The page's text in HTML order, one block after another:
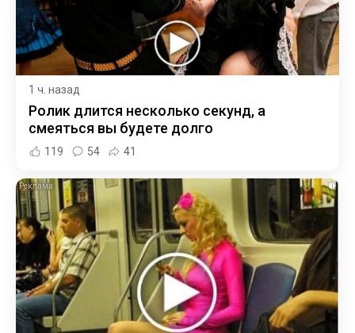
1 ч. назад
Ролик длится несколько секунд, а
смеяться вы будете долго
119 54 41
i